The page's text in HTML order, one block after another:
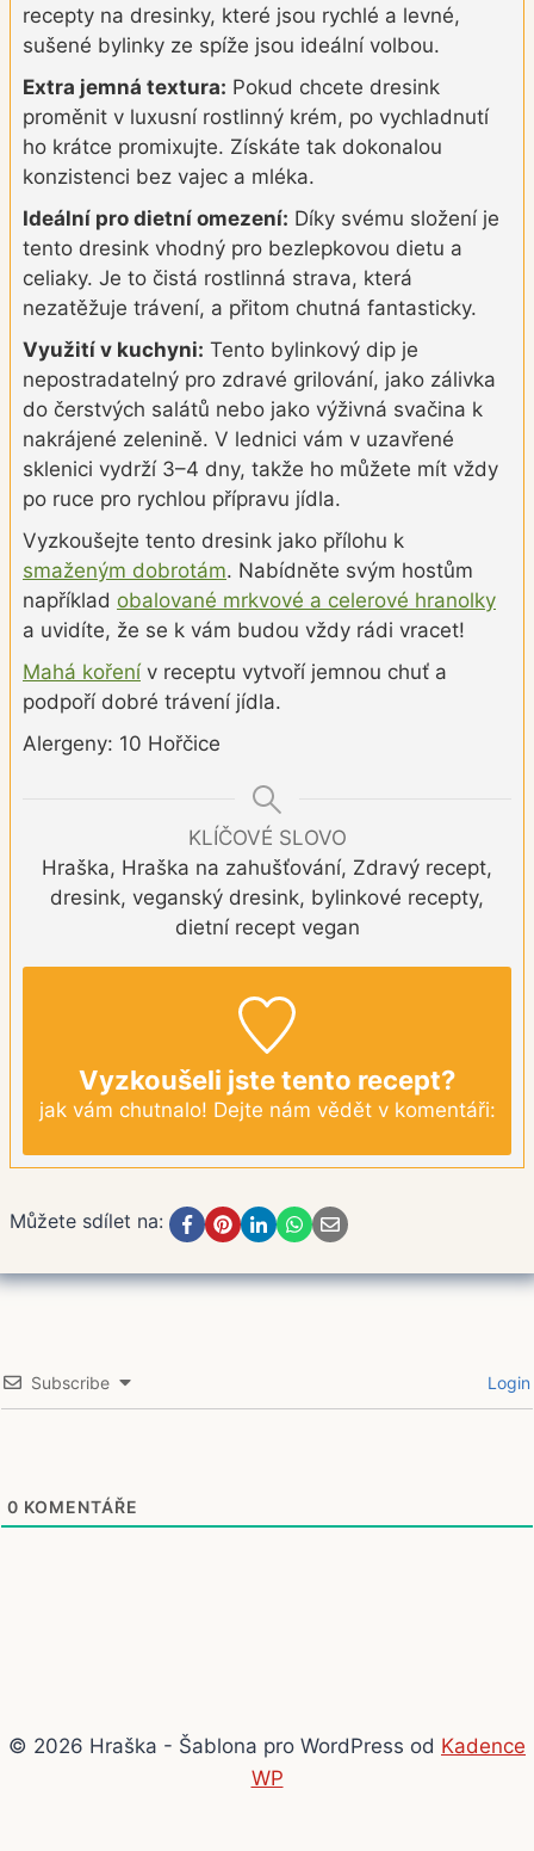
recepty na dresinky, které jsou rychlé a levné,
sušené bylinky ze spíže jsou ideální volbou.
Extra jemná textura: Pokud chcete dresink
proměnit v luxusní rostlinný krém, po vychladnutí
ho krátce promixujte. Získáte tak dokonalou
konzistenci bez vajec a mléka.
Ideální pro dietní omezení: Díky svému složení je
tento dresink vhodný pro bezlepkovou dietu a
celiaky. Je to čistá rostlinná strava, která
nezatěžuje trávení, a přitom chutná fantasticky.
Využití v kuchyni: Tento bylinkový dip je
nepostradatelný pro zdravé grilování, jako zálivka
do čerstvých salátů nebo jako výživná svačina k
nakrájené zelenině. V lednici vám v uzavřené
sklenici vydrží 3–4 dny, takže ho můžete mít vždy
po ruce pro rychlou přípravu jídla.
Vyzkoušejte tento dresink jako přílohu k
smaženým dobrotám. Nabídněte svým hostům
například obalované mrkvové a celerové hranolky
a uvidíte, že se k vám budou vždy rádi vracet!
Mahá kořenív receptu vytvoří jemnou chuť a
podpoří dobré trávení jídla.
Alergeny: 10 Hořčice
KLÍČOVÉ SLOVO
Hraška, Hraška na zahušťování, Zdravý recept,
dresink, veganský dresink, bylinkové recepty,
dietní recept vegan
Vyzkoušeli jste tento recept?
jak vám chutnalo! Dejte nám vědět v komentáři:
Můžete sdílet na:
Subscribe Login
0 KOMENTÁŘE
© 2026 Hraška - Šablona pro WordPress od Kadence
WP